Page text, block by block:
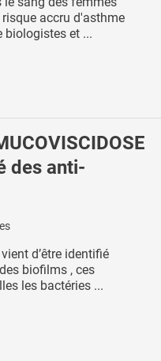
accru d'asthme
biologistes et ...
des anti-
d’être identifié
biofilms , ces
les bactéries ...